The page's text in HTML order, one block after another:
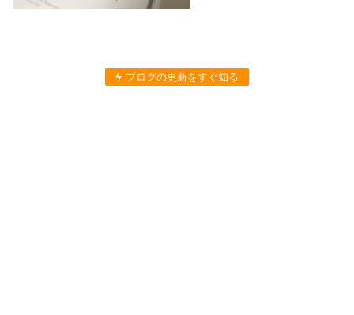
ブログの更新をすぐ知る